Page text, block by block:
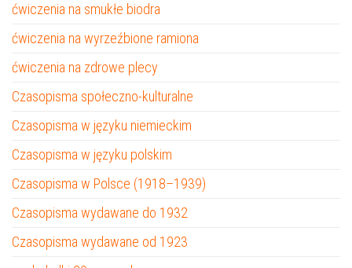
ćwiczenia na smukłe biodra
ćwiczenia na wyrzeźbione ramiona
ćwiczenia na zdrowe plecy
Czasopisma społeczno-kulturalne
Czasopisma w języku niemieckim
Czasopisma w języku polskim
Czasopisma w Polsce (1918–1939)
Czasopisma wydawane do 1932
Czasopisma wydawane od 1923